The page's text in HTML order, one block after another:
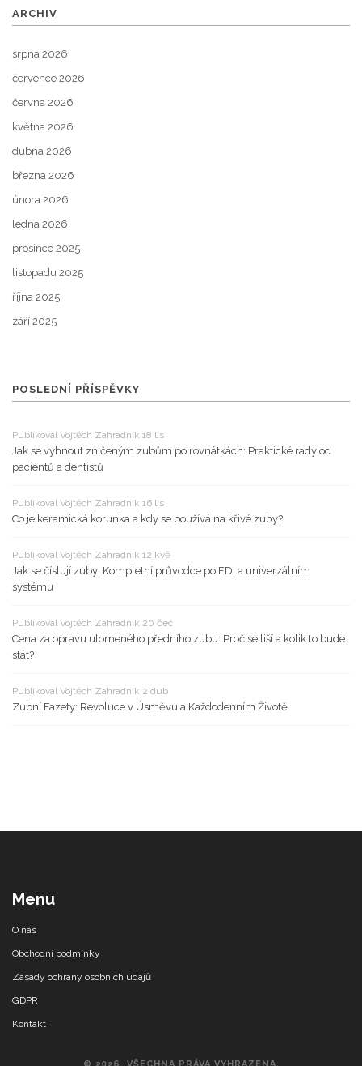
ARCHIV
srpna 2026
července 2026
června 2026
května 2026
dubna 2026
března 2026
února 2026
ledna 2026
prosince 2025
listopadu 2025
října 2025
září 2025
POSLEDNÍ PŘÍSPĚVKY
Publikoval Vojtěch Zahradník 18 lis
Jak se vyhnout zničeným zubům po rovnátkách: Praktické rady od
pacientů a dentistů
Publikoval Vojtěch Zahradník 16 lis
Co je keramická korunka a kdy se používá na křivé zuby?
Publikoval Vojtěch Zahradník 12 kvě
Jak se číslují zuby: Kompletní průvodce po FDI a univerzálním
systému
Publikoval Vojtěch Zahradník 20 čec
Cena za opravu ulomeného předního zubu: Proč se liší a kolik to bude
stát?
Publikoval Vojtěch Zahradník 2 dub
Zubní Fazety: Revoluce v Úsměvu a Každodenním Životě
Menu
O nás
Obchodní podmínky
Zásady ochrany osobních údajů
GDPR
Kontakt